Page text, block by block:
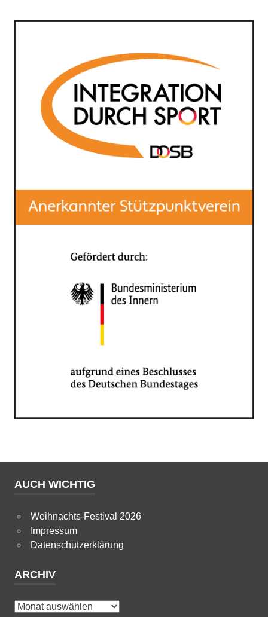
AUCH WICHTIG
Weihnachts-Festival 2026
Impressum
Datenschutzerklärung
ARCHIV
Archiv